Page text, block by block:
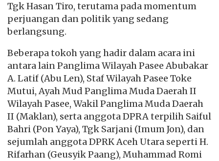
Tgk Hasan Tiro, terutama pada momentum
perjuangan dan politik yang sedang
berlangsung.
Beberapa tokoh yang hadir dalam acara ini
antara lain Panglima Wilayah Pasee Abubakar
A. Latif (Abu Len), Staf Wilayah Pasee Toke
Mutui, Ayah Mud Panglima Muda Daerah II
Wilayah Pasee, Wakil Panglima Muda Daerah
II (Maklan), serta anggota DPRA terpilih Saiful
Bahri (Pon Yaya), Tgk Sarjani (Imum Jon), dan
sejumlah anggota DPRK Aceh Utara seperti H.
Rifarhan (Geusyik Paang), Muhammad Romi